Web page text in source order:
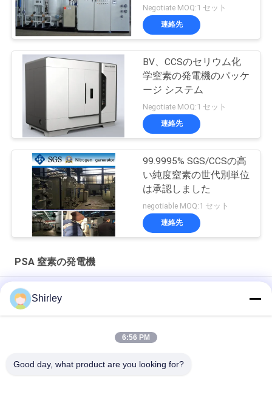
ム
Negotiate MOQ:1 セット
連絡先
BV、CCSのセリウム化
学窒素の発電機のパッケ
ージ システム
Negotiate MOQ:1 セット
連絡先
99.9995% SGS/CCSの高
い純度窒素の世代別単位
は承認しました
negotiable MOQ:1 セット
連絡先
PSA 窒素の発電機
ファイバーレーザー切削のための現場PSA窒素発電機 99.99%純
度と90%コスト削減
Shirley
6:56 PM
Good day, what product are you looking for?